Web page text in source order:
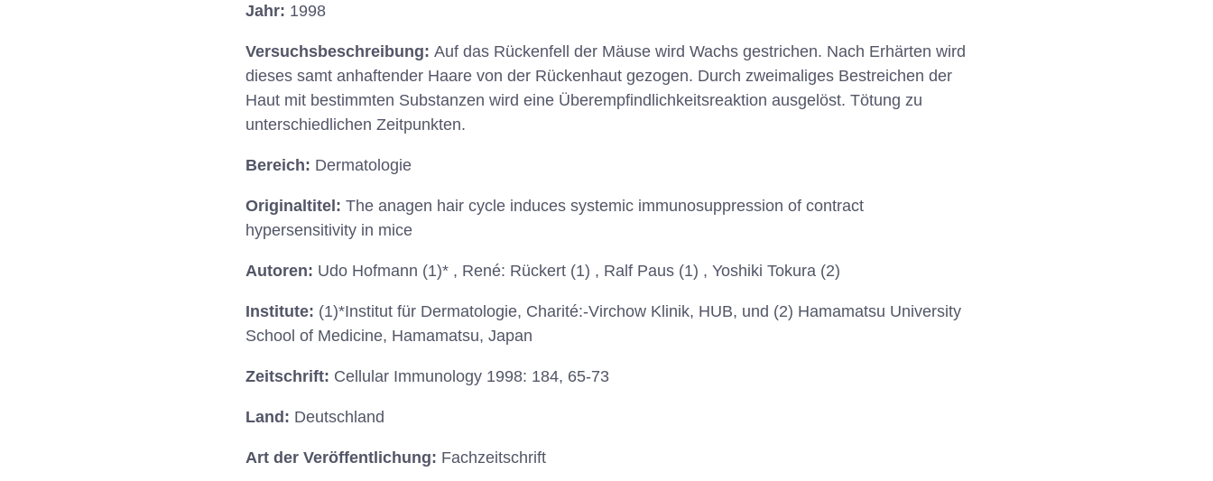
Jahr: 1998
Versuchsbeschreibung: Auf das Rückenfell der Mäuse wird Wachs gestrichen. Nach Erhärten wird
dieses samt anhaftender Haare von der Rückenhaut gezogen. Durch zweimaliges Bestreichen der
Haut mit bestimmten Substanzen wird eine Überempfindlichkeitsreaktion ausgelöst. Tötung zu
unterschiedlichen Zeitpunkten.
Bereich: Dermatologie
Originaltitel: The anagen hair cycle induces systemic immunosuppression of contract
hypersensitivity in mice
Autoren: Udo Hofmann (1)* , René: Rückert (1) , Ralf Paus (1) , Yoshiki Tokura (2)
Institute: (1)*Institut für Dermatologie, Charité:-Virchow Klinik, HUB, und (2) Hamamatsu University
School of Medicine, Hamamatsu, Japan
Zeitschrift: Cellular Immunology 1998: 184, 65-73
Land: Deutschland
Art der Veröffentlichung: Fachzeitschrift